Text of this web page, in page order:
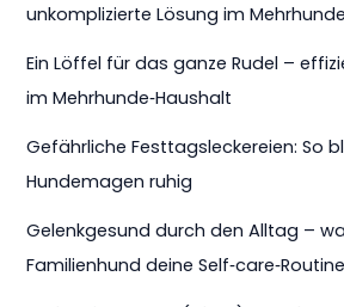
unkomplizierte Lösung im
Ein Löffel für das ganze Rudel –
im Mehrhunde‑Haushalt
Gefährliche Festtagsleckereien: So
Hundemagen ruhig
Gelenkgesund durch den Alltag –
Familienhund deine